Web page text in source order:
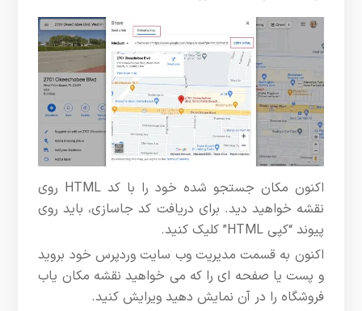
اکنون مکان جستجو شده خود را با کد HTML روی
نقشه خواهید دید. برای دریافت کد جاسازی، باید روی
پیوند “کپی HTML” کلیک کنید.
اکنون به قسمت مدیریت وب سایت وردپرس خود بروید
و پست یا صفحه ای را که می خواهید نقشه مکان یاب
فروشگاه را در آن نمایش دهید ویرایش کنید.